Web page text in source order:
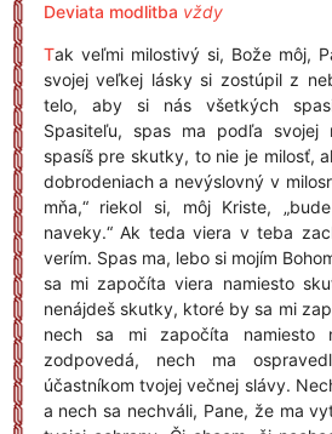
Deviata modlitba vždy
Tak veľmi milostivý si, Bože môj,
svojej veľkej lásky si zostúpil z
telo, aby si nás všetkých
Spasiteľu, spas ma podľa svojej
spasíš pre skutky, to nie je milosť,
dobrodeniach a nevýslovný v
mňa,“ riekol si, môj Kriste,
naveky.“ Ak teda viera v teba
verím. Spas ma, lebo si mojím
sa mi započíta viera namiesto
nenájdeš skutky, ktoré by sa mi
nech sa mi započíta namiesto
zodpovedá, nech ma
účastníkom tvojej večnej slávy.
a nech sa nechváli, Pane, že ma